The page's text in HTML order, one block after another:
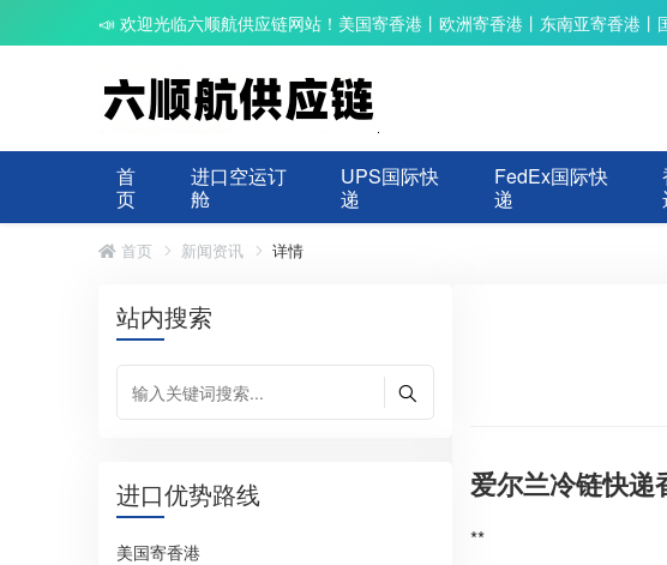
📣 欢迎光临六顺航供应链网站！美国寄香港丨欧洲寄香港丨东南亚寄香港丨
首
页
进口空运订
舱
UPS国际快
递
FedEx国际快
递
首页 新闻资讯 详情
站内搜索
进口优势路线
美国寄香港
爱尔兰冷链快递
**